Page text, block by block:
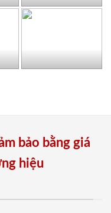
bảo bằng giá
hiệu